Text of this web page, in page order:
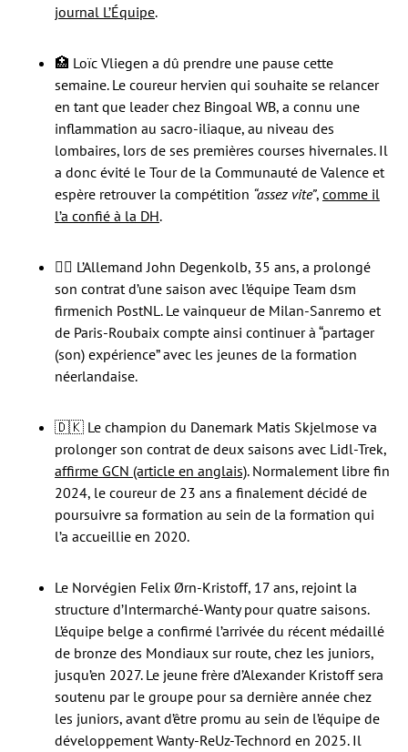
journal L’Équipe.
🏥 Loïc Vliegen a dû prendre une pause cette
semaine. Le coureur hervien qui souhaite se relancer
en tant que leader chez Bingoal WB, a connu une
inflammation au sacro-iliaque, au niveau des
lombaires, lors de ses premières courses hivernales. Il
a donc évité le Tour de la Communauté de Valence et
espère retrouver la compétition “assez vite”, comme il
l’a confié à la DH.
🧔‍♂️ L’Allemand John Degenkolb, 35 ans, a prolongé
son contrat d’une saison avec l’équipe Team dsm
firmenich PostNL. Le vainqueur de Milan-Sanremo et
de Paris-Roubaix compte ainsi continuer à “partager
(son) expérience” avec les jeunes de la formation
néerlandaise.
🇩🇰 Le champion du Danemark Matis Skjelmose va
prolonger son contrat de deux saisons avec Lidl-Trek,
affirme GCN (article en anglais). Normalement libre fin
2024, le coureur de 23 ans a finalement décidé de
poursuivre sa formation au sein de la formation qui
l’a accueillie en 2020.
Le Norvégien Felix Ørn-Kristoff, 17 ans, rejoint la
structure d’Intermarché-Wanty pour quatre saisons.
L’équipe belge a confirmé l’arrivée du récent médaillé
de bronze des Mondiaux sur route, chez les juniors,
jusqu’en 2027. Le jeune frère d’Alexander Kristoff sera
soutenu par le groupe pour sa dernière année chez
les juniors, avant d’être promu au sein de l’équipe de
développement Wanty-ReUz-Technord en 2025. Il